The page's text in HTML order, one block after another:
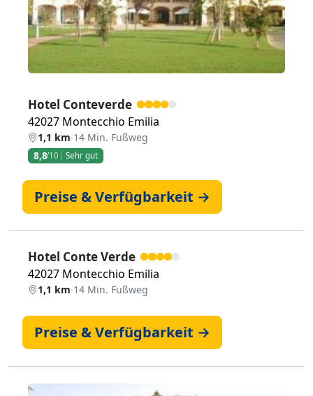
Hotel Conteverde
42027 Montecchio Emilia
1,1 km·14 Min. Fußweg
8,8/10 Sehr gut
Preise & Verfügbarkeit →
Hotel Conte Verde
42027 Montecchio Emilia
1,1 km·14 Min. Fußweg
Preise & Verfügbarkeit →